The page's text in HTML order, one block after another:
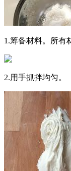
1.筹备材料。所有
2.用手抓拌均匀。